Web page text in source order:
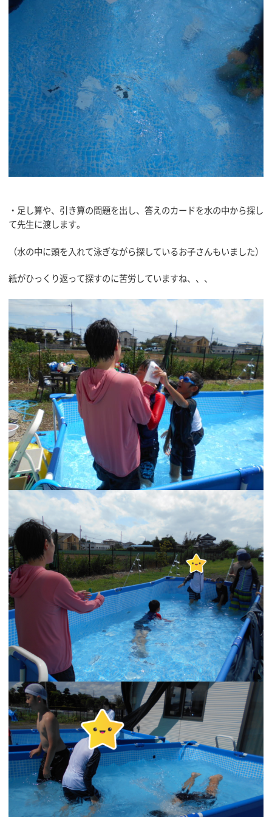
・足し算や、引き算の問題を出し、答えのカードを水の中から探し
て先生に渡します。
（水の中に頭を入れて泳ぎながら探しているお子さんもいました）
紙がひっくり返って探すのに苦労していますね、、、